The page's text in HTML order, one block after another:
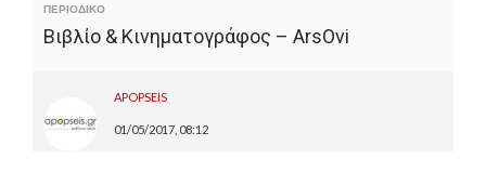
ΠΕΡΙΟΔΙΚΟ
Βιβλίο & Κινηματογράφος – ArsOvi
APOPSEIS
01/05/2017, 08:12